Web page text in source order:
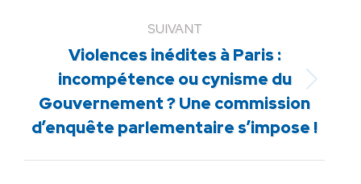
SUIVANT
Article
suivant
:
Violences inédites à Paris :
incompétence ou cynisme du
Gouvernement ? Une commission
d’enquête parlementaire s’impose !